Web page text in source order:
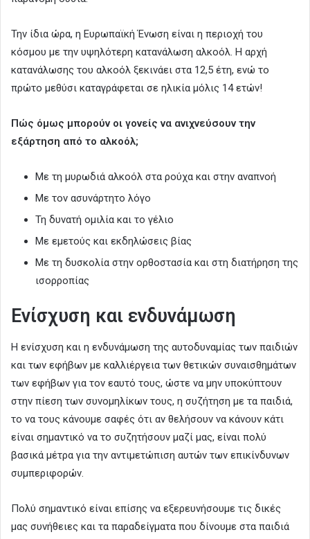
Την ίδια ώρα, η Ευρωπαϊκή Ένωση είναι η περιοχή του
κόσμου με την υψηλότερη κατανάλωση αλκοόλ. Η αρχή
κατανάλωσης του αλκοόλ ξεκινάει στα 12,5 έτη, ενώ το
πρώτο μεθύσι καταγράφεται σε ηλικία μόλις 14 ετών!
Πώς όμως μπορούν οι γονείς να ανιχνεύσουν την
εξάρτηση από το αλκοόλ;
Με τη μυρωδιά αλκοόλ στα ρούχα και στην αναπνοή
Με τον ασυνάρτητο λόγο
Τη δυνατή ομιλία και το γέλιο
Με εμετούς και εκδηλώσεις βίας
Με τη δυσκολία στην ορθοστασία και στη διατήρηση της
ισορροπίας
Ενίσχυση και ενδυνάμωση
Η ενίσχυση και η ενδυνάμωση της αυτοδυναμίας των παιδιών
και των εφήβων με καλλιέργεια των θετικών συναισθημάτων
των εφήβων για τον εαυτό τους, ώστε να μην υποκύπτουν
στην πίεση των συνομηλίκων τους, η συζήτηση με τα παιδιά,
το να τους κάνουμε σαφές ότι αν θελήσουν να κάνουν κάτι
είναι σημαντικό να το συζητήσουν μαζί μας, είναι πολύ
βασικά μέτρα για την αντιμετώπιση αυτών των επικίνδυνων
συμπεριφορών.
Πολύ σημαντικό είναι επίσης να εξερευνήσουμε τις δικές
μας συνήθειες και τα παραδείγματα που δίνουμε στα παιδιά